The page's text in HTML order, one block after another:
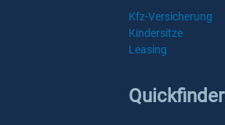
Kfz-Versicherung
Kindersitze
Leasing
Quickfinder